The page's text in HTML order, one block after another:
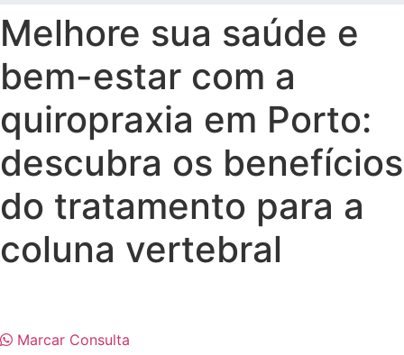
Melhore sua saúde e
bem-estar com a
quiropraxia em Porto:
descubra os benefícios
do tratamento para a
coluna vertebral
Marcar Consulta